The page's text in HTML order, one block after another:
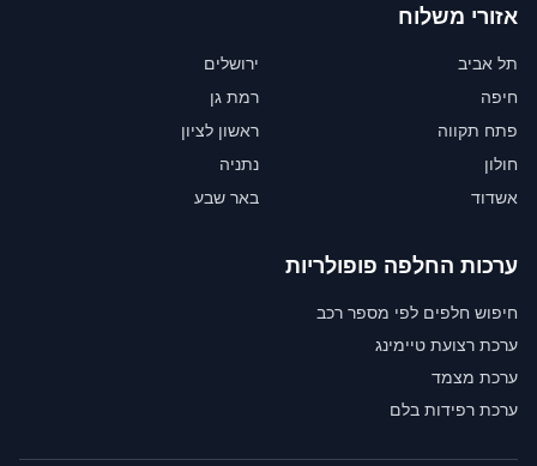
אזורי משלוח
תל אביב
ירושלים
חיפה
רמת גן
פתח תקווה
ראשון לציון
חולון
נתניה
אשדוד
באר שבע
ערכות החלפה פופולריות
חיפוש חלפים לפי מספר רכב
ערכת רצועת טיימינג
ערכת מצמד
ערכת רפידות בלם